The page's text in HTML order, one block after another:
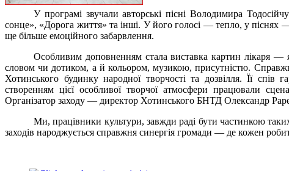
У програмі звучали авторські пісні Володимира
сонце», «Дорога життя» та інші. У його голосі — тепло, у
ще більше емоційного забарвлення.
Особливим доповненням стала виставка картин лікаря
словом чи дотиком, а й кольором, музикою, присутністю.
Хотинського будинку народної творчості та дозвілля. Її
створенням цієї особливої творчої атмосфери працювали
Організатор заходу — директор Хотинського БНТД Олександр
Ми, працівники культури, завжди раді бути частинкою
заходів народжується справжня синергія громади — де кожен